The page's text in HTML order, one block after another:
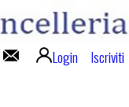
Login Iscriviti